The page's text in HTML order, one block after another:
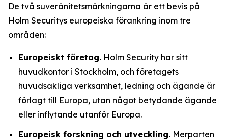
De två suveränitetsmärkningarna är ett bevis på
Holm Securitys europeiska förankring inom tre
områden:
Europeiskt företag. Holm Security har sitt
huvudkontor i Stockholm, och företagets
huvudsakliga verksamhet, ledning och ägande är
förlagt till Europa, utan något betydande ägande
eller inflytande utanför Europa.
Europeisk forskning och utveckling. Merparten